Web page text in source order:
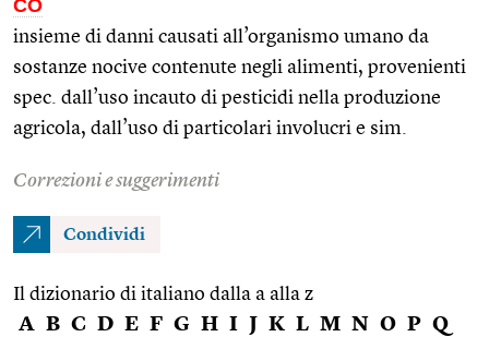
CO
insieme di danni causati all’organismo umano da
sostanze nocive contenute negli alimenti, provenienti
spec. dall’uso incauto di pesticidi nella produzione
agricola, dall’uso di particolari involucri e sim.
Correzioni e suggerimenti
Condividi
Il dizionario di italiano dalla a alla z
A B C D E F G H I J K L M N O P Q